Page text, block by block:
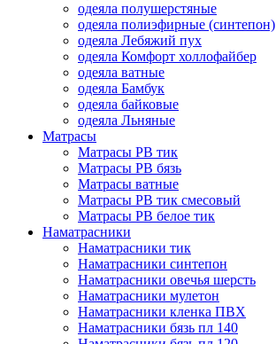
одеяла полушерстяные
одеяла полиэфирные (синтепон)
одеяла Лебяжий пух
одеяла Комфорт холлофайбер
одеяла ватные
одеяла Бамбук
одеяла байковые
одеяла Льняные
Матрасы
Матрасы РВ тик
Матрасы РВ бязь
Матрасы ватные
Матрасы РВ тик смесовый
Матрасы РВ белое тик
Наматрасники
Наматрасники тик
Наматрасники синтепон
Наматрасники овечья шерсть
Наматрасники мулетон
Наматрасники кленка ПВХ
Наматрасники бязь пл 140